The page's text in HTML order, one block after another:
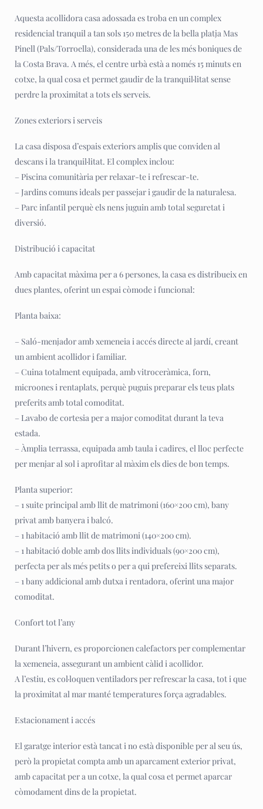
Aquesta acollidora casa adossada es troba en un complex
residencial tranquil a tan sols 150 metres de la bella platja Mas
Pinell (Pals/Torroella), considerada una de les més boniques de
la Costa Brava. A més, el centre urbà està a només 15 minuts en
cotxe, la qual cosa et permet gaudir de la tranquil·litat sense
perdre la proximitat a tots els serveis.
Zones exteriors i serveis
La casa disposa d’espais exteriors amplis que conviden al
descans i la tranquil·litat. El complex inclou:
– Piscina comunitària per relaxar-te i refrescar-te.
– Jardins comuns ideals per passejar i gaudir de la naturalesa.
– Parc infantil perquè els nens juguin amb total seguretat i
diversió.
Distribució i capacitat
Amb capacitat màxima per a 6 persones, la casa es distribueix en
dues plantes, oferint un espai còmode i funcional:
Planta baixa:
– Saló-menjador amb xemeneia i accés directe al jardí, creant
un ambient acollidor i familiar.
– Cuina totalment equipada, amb vitroceràmica, forn,
microones i rentaplats, perquè puguis preparar els teus plats
preferits amb total comoditat.
– Lavabo de cortesia per a major comoditat durant la teva
estada.
– Àmplia terrassa, equipada amb taula i cadires, el lloc perfecte
per menjar al sol i aprofitar al màxim els dies de bon temps.
Planta superior:
– 1 suite principal amb llit de matrimoni (160×200 cm), bany
privat amb banyera i balcó.
– 1 habitació amb llit de matrimoni (140×200 cm).
– 1 habitació doble amb dos llits individuals (90×200 cm),
perfecta per als més petits o per a qui prefereixi llits separats.
– 1 bany addicional amb dutxa i rentadora, oferint una major
comoditat.
Confort tot l’any
Durant l’hivern, es proporcionen calefactors per complementar
la xemeneia, assegurant un ambient càlid i acollidor.
A l’estiu, es col·loquen ventiladors per refrescar la casa, tot i que
la proximitat al mar manté temperatures força agradables.
Estacionament i accés
El garatge interior està tancat i no està disponible per al seu ús,
però la propietat compta amb un aparcament exterior privat,
amb capacitat per a un cotxe, la qual cosa et permet aparcar
còmodament dins de la propietat.